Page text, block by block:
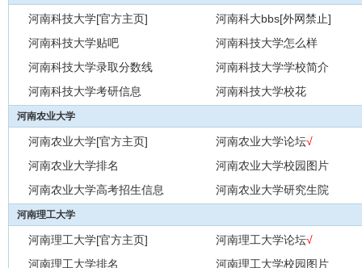
河南科技大学[官方主页]
河南科大bbs[外网禁止]
河南科技大学贴吧
河南科技大学怎么样
河南科技大学录取分数线
河南科技大学学校简介
河南科技大学考研信息
河南科技大学校花
河南农业大学
河南农业大学[官方主页] 河南农业大学论坛√
河南农业大学排名
河南农业大学校园图片
河南农业大学高考招生信息
河南农业大学研究生院
河南理工大学
河南理工大学[官方主页] 河南理工大学论坛√
河南理工大学排名
河南理工大学校园图片